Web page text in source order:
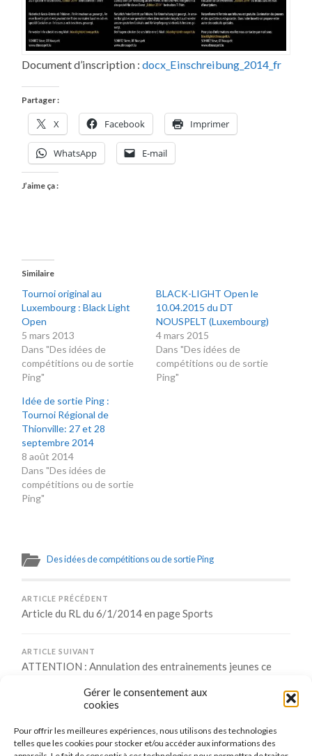
Gérer le consentement aux
cookies
Pour offrir les meilleures expériences, nous utilisons des technologies
telles que les cookies pour stocker et/ou accéder aux informations des
Document d’inscription :docx_Einschreibung_2014_fr
Partager :
X Facebook Imprimer
WhatsApp E-mail
J’aime ça :
Similaire
Tournoi original au
Luxembourg : Black Light
Open
5 mars 2013
Dans "Des idées de
compétitions ou de sortie
Ping"
BLACK-LIGHT Open le
10.04.2015 du DT
NOUSPELT (Luxembourg)
4 mars 2015
Dans "Des idées de
compétitions ou de sortie
Ping"
Idée de sortie Ping :
Tournoi Régional de
Thionville: 27 et 28
septembre 2014
8 août 2014
Dans "Des idées de
compétitions ou de sortie
Ping"
Des idées de compétitions ou de sortie Ping
ARTICLE PRÉCÉDENT
Article du RL du 6/1/2014 en page Sports
ARTICLE SUIVANT
ATTENTION : Annulation des entrainements jeunes ce
Comments are closed.